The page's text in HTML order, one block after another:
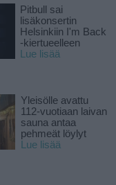
Pitbull sai
lisäkonsertin
Helsinkiin I'm Back
-kiertueelleen
Lue lisää
Yleisölle avattu
112-vuotiaan laivan
sauna antaa
pehmeät löylyt
Lue lisää